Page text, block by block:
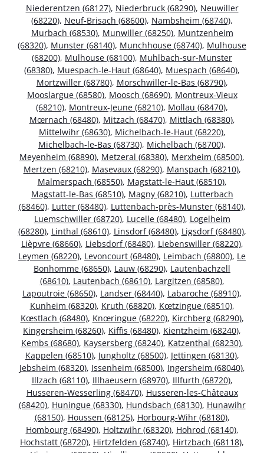
Niederentzen (68127), Niederbruck (68290), Neuwiller
(68220), Neuf-Brisach (68600), Nambsheim (68740),
Murbach (68530), Munwiller (68250), Muntzenheim
(68320), Munster (68140), Munchhouse (68740), Mulhouse
(68200), Mulhouse (68100), Muhlbach-sur-Munster
(68380), Muespach-le-Haut (68640), Muespach (68640),
Mortzwiller (68780), Morschwiller-le-Bas (68790),
Mooslargue (68580), Moosch (68690), Montreux-Vieux
(68210), Montreux-Jeune (68210), Mollau (68470),
Mœrnach (68480), Mitzach (68470), Mittlach (68380),
Mittelwihr (68630), Michelbach-le-Haut (68220),
Michelbach-le-Bas (68730), Michelbach (68700),
Meyenheim (68890), Metzeral (68380), Merxheim (68500),
Mertzen (68210), Masevaux (68290), Manspach (68210),
Malmerspach (68550), Magstatt-le-Haut (68510),
Magstatt-le-Bas (68510), Magny (68210), Lutterbach
(68460), Lutter (68480), Luttenbach-près-Munster (68140),
Luemschwiller (68720), Lucelle (68480), Logelheim
(68280), Linthal (68610), Linsdorf (68480), Ligsdorf (68480),
Lièpvre (68660), Liebsdorf (68480), Liebenswiller (68220),
Leymen (68220), Levoncourt (68480), Leimbach (68800), Le
Bonhomme (68650), Lauw (68290), Lautenbachzell
(68610), Lautenbach (68610), Largitzen (68580),
Lapoutroie (68650), Landser (68440), Labaroche (68910),
Kunheim (68320), Kruth (68820), Kœtzingue (68510),
Kœstlach (68480), Knœringue (68220), Kirchberg (68290),
Kingersheim (68260), Kiffis (68480), Kientzheim (68240),
Kembs (68680), Kaysersberg (68240), Katzenthal (68230),
Kappelen (68510), Jungholtz (68500), Jettingen (68130),
Jebsheim (68320), Issenheim (68500), Ingersheim (68040),
Illzach (68110), Illhaeusern (68970), Illfurth (68720),
Husseren-Wesserling (68470), Husseren-les-Châteaux
(68420), Huningue (68330), Hundsbach (68130), Hunawihr
(68150), Houssen (68125), Horbourg-Wihr (68180),
Hombourg (68490), Holtzwihr (68320), Hohrod (68140),
Hochstatt (68720), Hirtzfelden (68740), Hirtzbach (68118),